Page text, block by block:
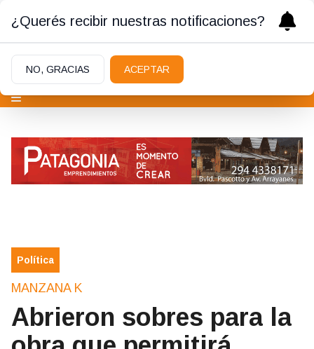
Política
MANZANA K
Abrieron sobres para la
¿Querés recibir nuestras notificaciones?
NO, GRACIAS ACEPTAR